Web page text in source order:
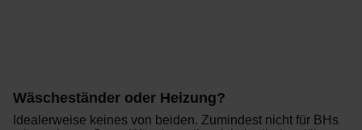
Wäscheständer oder Heizung?
Idealerweise keines von beiden. Zumindest nicht für BHs